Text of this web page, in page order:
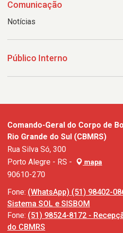
Comunicação
Notícias
Público Interno
Comando-Geral do Corpo de
Rio Grande do Sul (CBMRS)
Rua Silva Só, 300
Porto Alegre - RS -
mapa
90610-270
Fone: (WhatsApp) (51) 98402-
Sistema SOL e SISBOM
Fone: (51) 98524-8172 -
do CBMRS